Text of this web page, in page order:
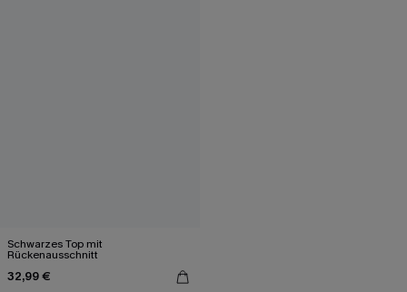
Schwarzes Top mit
Rückenausschnitt
32,99 €